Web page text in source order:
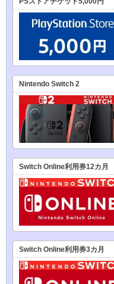
Nintendo Switch 2
Switch Online利用券12カ月
Switch Online利用券3カ月